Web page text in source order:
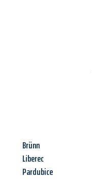
Brünn
Liberec
Pardubice